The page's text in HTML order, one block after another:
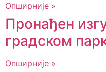
Опширније »
Пронађен
градском
Опширније »